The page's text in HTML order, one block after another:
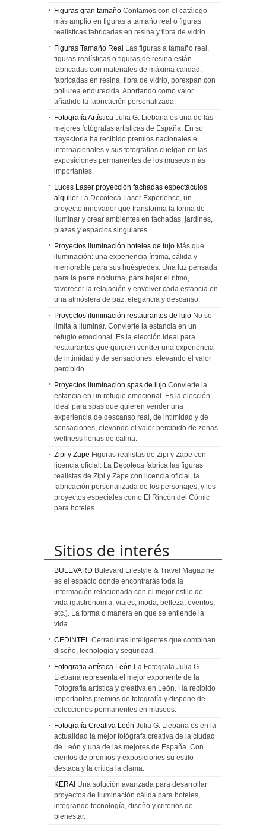
Figuras gran tamaño Contamos con el catálogo
más amplio en figuras a tamaño real o figuras
realísticas fabricadas en resina y fibra de vidrio.
Figuras Tamaño Real Las figuras a tamaño real,
figuras realísticas o figuras de resina están
fabricadas con materiales de máxima calidad,
fabricadas en resina, fibra de vidrio, porexpan con
poliurea endurecida. Aportando como valor
añadido la fabricación personalizada.
Fotografía Artística Julia G. Liebana es una de las
mejores fotógrafas artísticas de España. En su
trayectoria ha recibido premios nacionales e
internacionales y sus fotografías cuelgan en las
exposiciones permanentes de los museos más
importantes.
Luces Laser proyección fachadas espectáculos
alquiler La Decoteca Laser Experience, un
proyecto innovador que transforma la forma de
iluminar y crear ambientes en fachadas, jardines,
plazas y espacios singulares.
Proyectos iluminación hoteles de lujo Más que
iluminación: una experiencia íntima, cálida y
memorable para sus huéspedes. Una luz pensada
para la parte nocturna, para bajar el ritmo,
favorecer la relajación y envolver cada estancia en
una atmósfera de paz, elegancia y descanso.
Proyectos iluminación restaurantes de lujo No se
limita a iluminar. Convierte la estancia en un
refugio emocional. Es la elección ideal para
restaurantes que quieren vender una experiencia
de intimidad y de sensaciones, elevando el valor
percibido.
Proyectos iluminación spas de lujo Convierte la
estancia en un refugio emocional. Es la elección
ideal para spas que quieren vender una
experiencia de descanso real, de intimidad y de
sensaciones, elevando el valor percibido de zonas
wellness llenas de calma.
Zipi y Zape Figuras realistas de Zipi y Zape con
licencia oficial. La Decoteca fabrica las figuras
realistas de Zipi y Zape con licencia oficial, la
fabricación personalizada de los personajes, y los
proyectos especiales como El Rincón del Cómic
para hoteles.
Sitios de interés
BULEVARD Bulevard Lifestyle & Travel Magazine
es el espacio donde encontrarás toda la
información relacionada con el mejor estilo de
vida (gastronomia, viajes, moda, belleza, eventos,
etc.). La forma o manera en que se entiende la
vida…
CEDINTEL Cerraduras inteligentes que combinan
diseño, tecnología y seguridad.
Fotografia artística León La Fotografa Julia G.
Liebana representa el mejor exponente de la
Fotografía artística y creativa en León. Ha recibido
importantes premios de fotografía y dispone de
colecciones permanentes en museos.
Fotografía Creativa León Julia G. Liebana es en la
actualidad la mejor fotógrafa creativa de la ciudad
de León y una de las mejores de España. Con
cientos de premios y exposiciones su estilo
destaca y la crítica la clama.
KERAI Una solución avanzada para desarrollar
proyectos de iluminación cálida para hoteles,
integrando tecnología, diseño y criterios de
bienestar.